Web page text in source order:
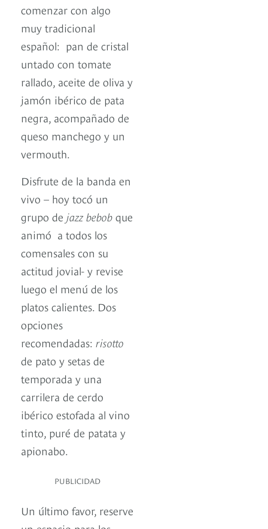
comenzar con algo
muy tradicional
español: pan de cristal
untado con tomate
rallado, aceite de oliva y
jamón ibérico de pata
negra, acompañado de
queso manchego y un
vermouth.
Disfrute de la banda en
vivo – hoy tocó un
grupo de jazz bebob que
animó a todos los
comensales con su
actitud jovial- y revise
luego el menú de los
platos calientes. Dos
opciones
recomendadas: risotto
de pato y setas de
temporada y una
carrilera de cerdo
ibérico estofada al vino
tinto, puré de patata y
apionabo.
PUBLICIDAD
Un último favor, reserve